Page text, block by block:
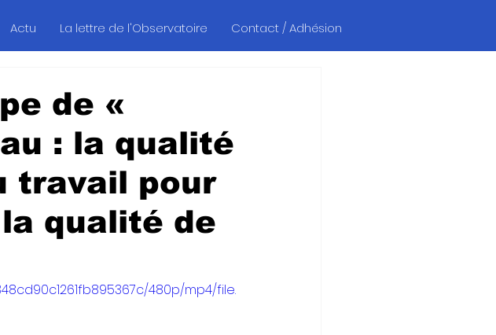
Actu La lettre de l'Observatoire Contact / Adhésion
de «
: la qualité
travail pour
qualité de
480p/mp4/file.